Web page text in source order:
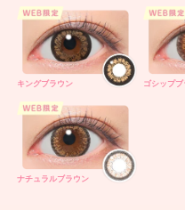
キングブラウン ゴシップ
ナチュラルブラウン